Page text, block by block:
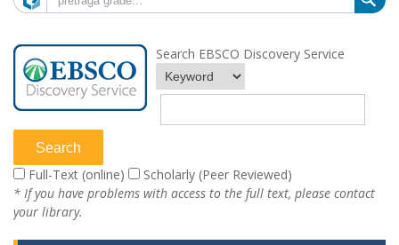
Search EBSCO Discovery Service
Full-Text (online)
Scholarly (Peer Reviewed)
* If you have problems with access to the full text, please contact
your library.